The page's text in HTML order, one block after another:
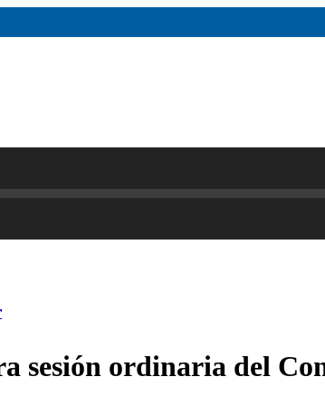
sesión ordinaria del